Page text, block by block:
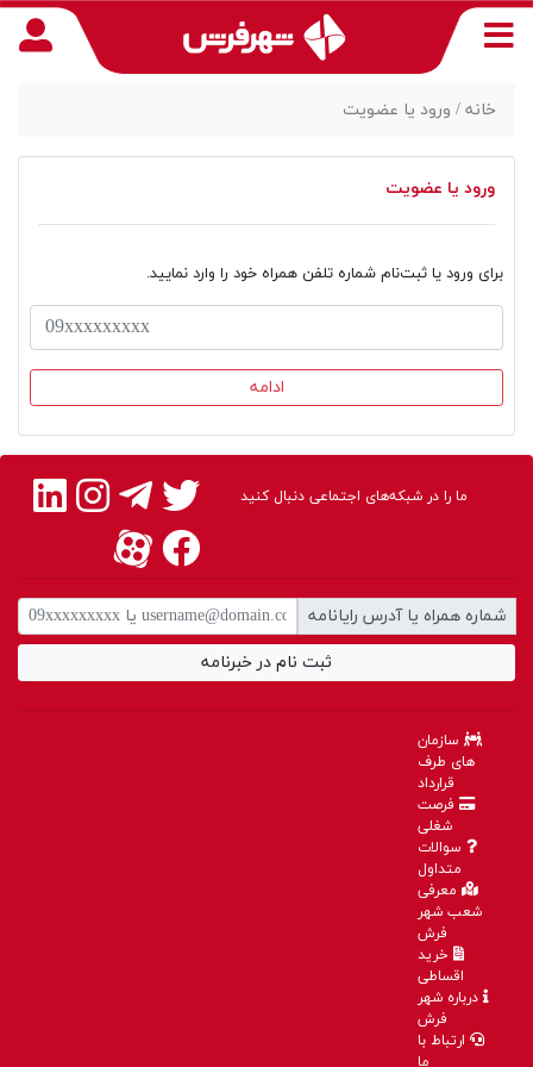
دسترسی
خانه / ورود یا عضویت
ورود یا عضویت
برای ورود یا ثبت‌نام شماره تلفن همراه خود را وارد نمایید.
ما را در شبکه‌های اجتماعی دنبال کنید
شماره همراه یا آدرس رایانامه
ثبت نام در خبرنامه
سازمان
های طرف
قرارداد
فرصت
شغلی
سوالات
متداول
معرفی
شعب شهر
فرش
خرید
اقساطی
درباره شهر
فرش
ارتباط با
ما